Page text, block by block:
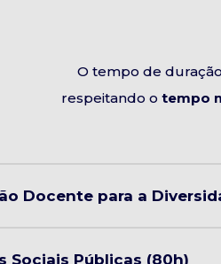
O tempo de
respeitando o tempo
Docente para a
Sociais Públicas (80h)